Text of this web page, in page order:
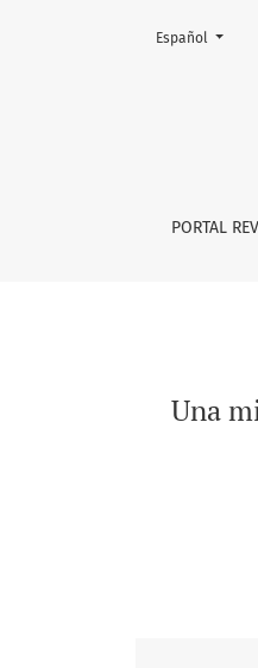
Una mirada
PORTAL
Cambiar el
Español
Una